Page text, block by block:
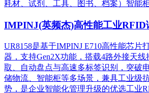
耗材、试剂、工具、图书、档案）智能
IMPINJ(英频杰)高性能工业RFID
UR8158是基于IMPINJ E710高性能芯片
器，支持Gen2X功能，搭载4路外接天
取、自动盘点与高速多标签识别，突破
储物流、智能柜等多场景，兼具工业级
势，是企业智能化管理升级的优选工业